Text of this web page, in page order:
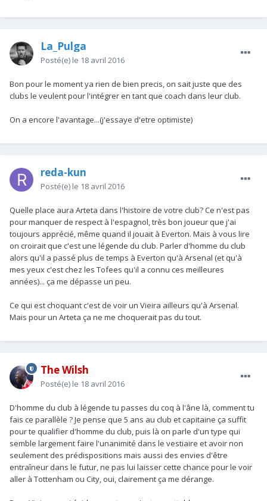
La_Pulga
Posté(e) le 18 avril 2016
Bon pour le moment ya rien de bien precis, on sait juste que des
clubs le veulent pour l'intégrer en tant que coach dans leur club.
On a encore l'avantage...(j'essaye d'etre optimiste)
reda-kun
Posté(e) le 18 avril 2016
Quelle place aura Arteta dans l'histoire de votre club? Ce n'est pas
pour manquer de respect à l'espagnol, très bon joueur que j'ai
toujours apprécié, même quand il jouait à Everton. Mais à vous lire
on croirait que c'est une légende du club. Parler d'homme du club
alors qu'il a passé plus de temps à Everton qu'à Arsenal (et qu'à
mes yeux c'est chez les Tofees qu'il a connu ces meilleures
années)... ça me dépasse un peu.
Ce qui est choquant c'est de voir un Vieira ailleurs qu'à Arsenal.
Mais pour un Arteta ça ne me choquerait pas du tout.
The Wilsh
Posté(e) le 18 avril 2016
D'homme du club à légende tu passes du coq à l'âne là, comment tu
fais ce parallèle ? Je pense que 5 ans au club et capitaine ça suffit
pour te qualifier d'homme du club, puis là on parle d'un type qui
semble largement faire l'unanimité dans le vestiaire et avoir non
seulement des prédispositions mais aussi des envies d'être
entraîneur dans le futur, ne pas lui laisser cette chance pour le voir
aller à Tottenham ou City, oui, clairement ça me dérange.